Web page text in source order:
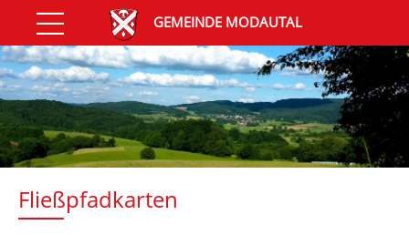
GEMEINDE MODAUTAL
Fließpfadkarten